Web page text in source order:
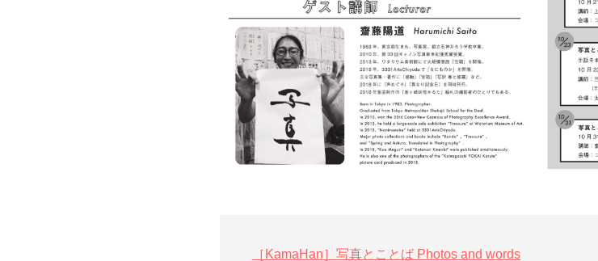
［KamaHan］写真とことば Photos and words